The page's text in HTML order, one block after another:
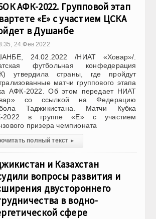
АФК-2022. Групповой этап
«Е» с участием ЦСКА
в Душанбе
24.Фев 2022
24.02.2022 /НИАТ «Ховар»/.
футбольная конфедерация
утвердила страны, где пройдут
матчи группового этапа
АФК-2022. Об этом передает НИАТ
со ссылкой на Федерацию
Таджикистана. Матчи Кубка
2022 в группе «Е» с участием
призера чемпионата
полный текст ▸
и Казахстан
вопросы развития и
двустороннего
в водно-
сфере